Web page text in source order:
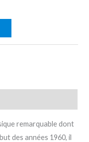
remarquable dont
des années 1960, il